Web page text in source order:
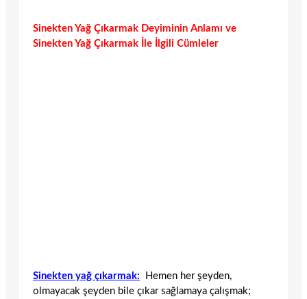
Sinekten Yağ Çıkarmak Deyiminin Anlamı ve
Sinekten Yağ Çıkarmak İle İlgili Cümleler
Sinekten yağ çıkarmak: Hemen her şeyden,
olmayacak şeyden bile çıkar sağlamaya çalışmak;